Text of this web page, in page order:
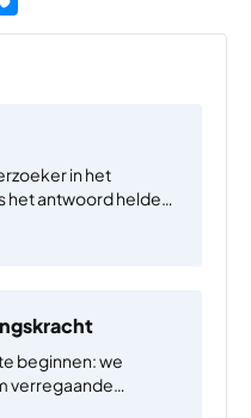
in het
antwoord helder:
beginnen: we
verregaande